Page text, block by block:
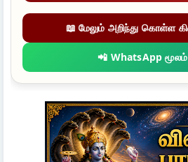
📖 மேலும் அறிந்து கொள்ள
📲 WhatsApp